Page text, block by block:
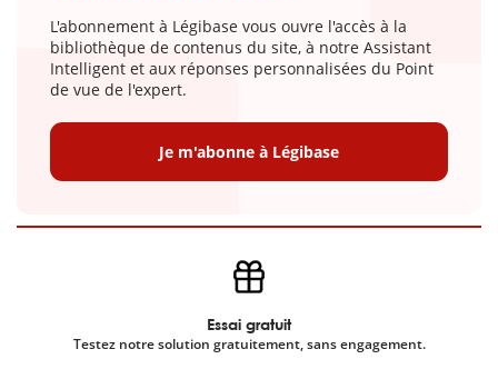
L'abonnement à Légibase vous ouvre l'accès à la
bibliothèque de contenus du site, à notre Assistant
Intelligent et aux réponses personnalisées du Point
de vue de l'expert.
Je m'abonne à Légibase
Essai gratuit
Testez notre solution gratuitement, sans engagement.